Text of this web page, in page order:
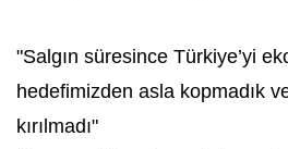
"Salgın süresince Türkiye’yi
hedefimizden asla kopmadık
kırılmadı"